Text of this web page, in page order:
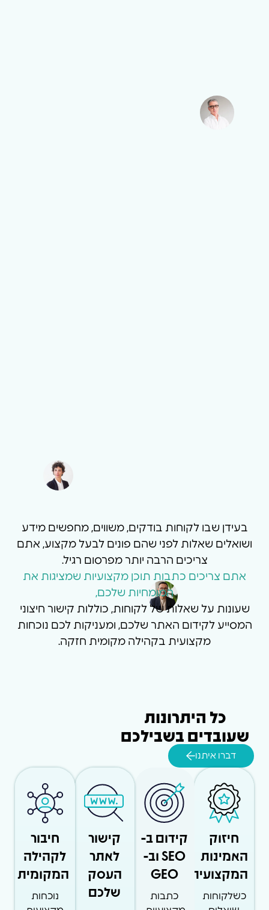
בעידן שבו לקוחות בודקים, משווים, מחפשים מידע
ושואלים שאלות לפני שהם פונים לבעל מקצוע, אתם
צריכים הרבה יותר מפרסום רגיל.
אתם צריכים כתבות תוכן מקצועיות שמציגות את
המומחיות שלכם,
שעונות על שאלות של לקוחות, כוללות קישור חיצוני
המסייע לקידום האתר שלכם, ומעניקות לכם נוכחות
מקצועית בקהילה מקומית חזקה.
כל היתרונות
שעובדים בשבילכם
דברו איתנו
חיזוק
האמינות
המקצועית
כשלקוחות
קידום ב-
SEO וב-
GEO
כתבות
קישור
לאתר
העסק
שלכם
חיבור
לקהילה
המקומית
נוכחות